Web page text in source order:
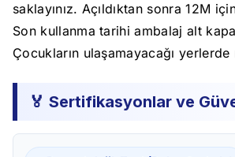
saklayınız. Açıldıktan sonra 12M
Son kullanma tarihi ambalaj alt
Çocukların ulaşamayacağı
🏅 Sertifikasyonlar ve